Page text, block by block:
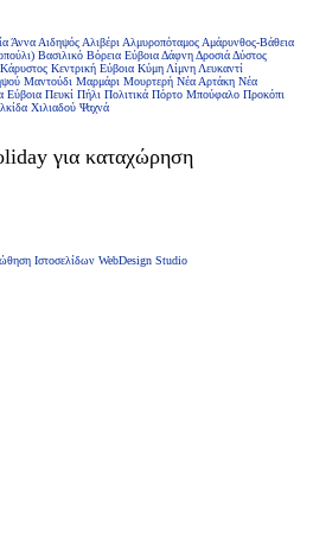
ΆνναΑιδηψόςΑλιβέριΑλμυροπόταμοςΑμάρυνθος-Βάθεια
Βασιλικό Βόρεια ΕύβοιαΔάφνηΔροσιάΔύστος
Κάρυστος Κεντρική Εύβοια ΚύμηΛίμνηΛευκαντί
Μαντούδι Μαρμάρι Μουρτερή Νέα Αρτάκη Νέα
Εύβοια Πευκί Πήλι Πολιτικά Πόρτο Μπούφαλο Προκόπι
Χιλιαδού Ψαχνά
για καταχώρηση
Ιστοσελίδων WebDesign Studio